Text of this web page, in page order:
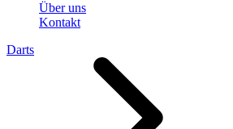
Über uns
Kontakt
Darts